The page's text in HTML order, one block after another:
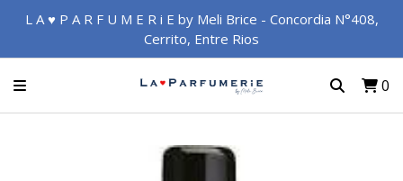
L A ♥ P A R F U M E R i E by Meli Brice - Concordia N°408,
Cerrito, Entre Rios
0